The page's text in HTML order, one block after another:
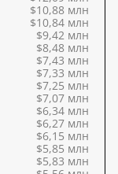
$10,88 млн
$10,84 млн
$9,42 млн
$8,48 млн
$7,43 млн
$7,33 млн
$7,25 млн
$7,07 млн
$6,34 млн
$6,27 млн
$6,15 млн
$5,85 млн
$5,83 млн